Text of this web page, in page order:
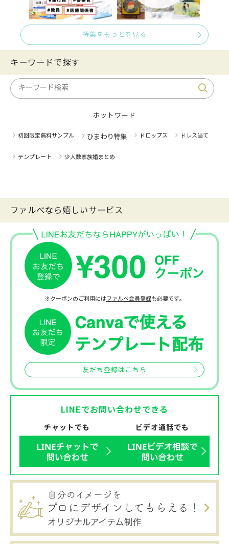
特集をもっとを見る
キーワードで探す
ホットワード
初回限定無料サンプル ひまわり特集 ドロップス ドレス当て
テンプレート 少人数家族婚まとめ
ファルべなら嬉しいサービス
※クーポンのご利用にはファルベ会員登録も必要です。
友だち登録はこちら
LINEでお問い合わせできる
チャットでも ビデオ通話でも